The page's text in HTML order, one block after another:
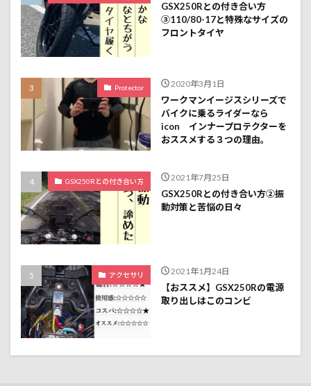
GSX250Rとの付き合い方
③110/80-17と特殊なサイズの
フロントタイヤ
Protector 2020年3月1日
ワークマンイージスシリーズで
バイクに乗るライダーなら
icon インナープロテクターを
おススメする３つの理由。
GSX250Rとの付き合い方 2021年7月25日
GSX250Rとの付き合い方②振
動対策と苦悩の日々
アクセサリ 2021年1月24日
【おススメ】GSX250Rの電源
取り出しはこのコンビ